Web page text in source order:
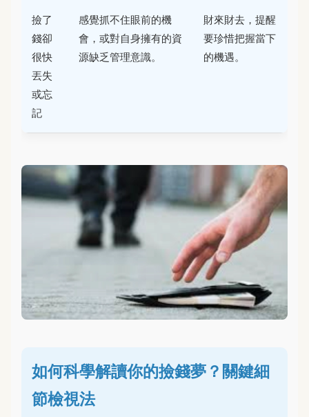
撿了
錢卻
很快
丟失
或忘
記
感覺抓不住眼前的機
會，或對自身擁有的資
源缺乏管理意識。
財來財去，提醒
要珍惜把握當下
的機遇。
如何科學解讀你的撿錢夢？關鍵細
節檢視法